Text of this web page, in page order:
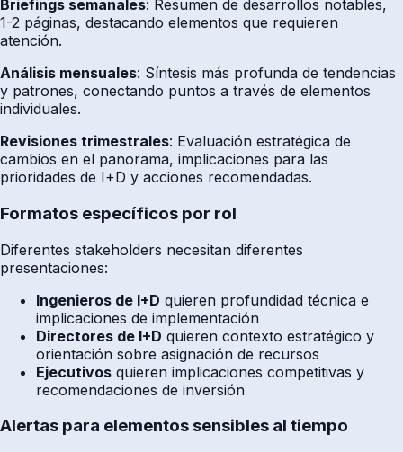
Briefings semanales: Resumen de desarrollos notables,
1-2 páginas, destacando elementos que requieren
atención.
Análisis mensuales: Síntesis más profunda de tendencias
y patrones, conectando puntos a través de elementos
individuales.
Revisiones trimestrales: Evaluación estratégica de
cambios en el panorama, implicaciones para las
prioridades de I+D y acciones recomendadas.
Formatos específicos por rol
Diferentes stakeholders necesitan diferentes
presentaciones:
Ingenieros de I+D quieren profundidad técnica e
implicaciones de implementación
Directores de I+D quieren contexto estratégico y
orientación sobre asignación de recursos
Ejecutivos quieren implicaciones competitivas y
recomendaciones de inversión
Alertas para elementos sensibles al tiempo